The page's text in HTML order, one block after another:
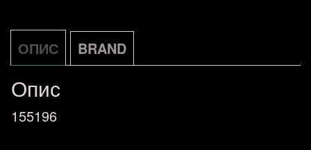
ОПИС BRAND
Опис
155196